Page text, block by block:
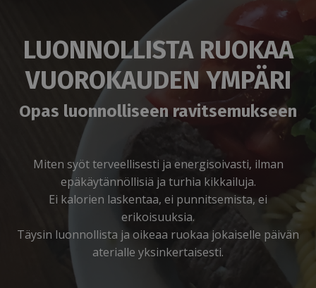
LUONNOLLISTA RUOKAA
VUOROKAUDEN YMPÄRI
Opas luonnolliseen ravitsemukseen
Miten syöt terveellisesti ja energisoivasti, ilman
epäkäytännöllisiä ja turhia kikkailuja.
Ei kalorien laskentaa, ei punnitsemista, ei
erikoisuuksia.
Täysin luonnollista ja oikeaa ruokaa jokaiselle päivän
aterialle yksinkertaisesti.